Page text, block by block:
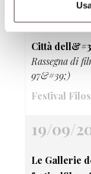
19/09/
Città
Rassegna di
97&#39;)
Festival
19/09/
Le Gallerie